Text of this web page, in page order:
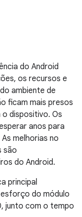
do Android
os recursos e
ambiente de
ficam mais presos
dispositivo. Os
anos para
melhorias no
são
do Android.
principal
do módulo
junto com o tempo